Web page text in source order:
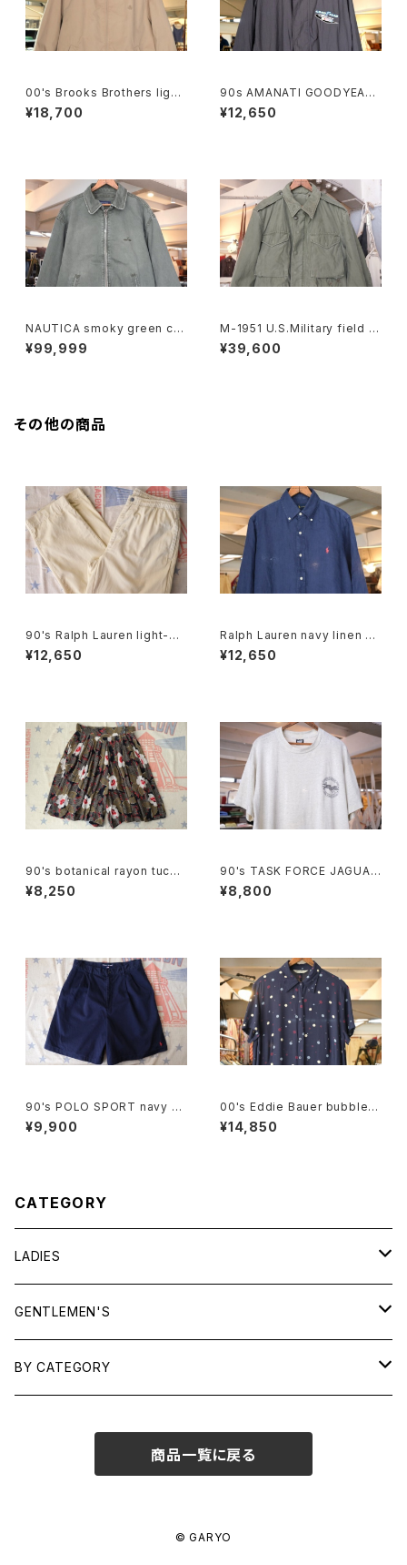
00's Brooks Brothers light
-beige zip-up Jacket
¥18,700
90s AMANATI GOODYEAR
and NASCAR official racin
g nylon Jacket
¥12,650
NAUTICA smoky green cra
shed-cotton zip-up Jacke
t
¥99,999
M-1951 U.S.Military field J
acket "ONE MAN ONE VOT
E"
¥39,600
その他の商品
90's Ralph Lauren light-be
ige cotton easy Pants
¥12,650
Ralph Lauren navy linen B.
D. Shirt
¥12,650
90's botanical rayon tucke
d Culottes
¥8,250
90's TASK FORCE JAGUAR
printed Tee "Made in U.S.
A."
¥8,800
90's POLO SPORT navy C
ulottes w/ pony embroider
y
¥9,900
00's Eddie Bauer bubble d
ot rayon shirt maxi Dress
¥14,850
CATEGORY
LADIES
TOPS
SHIRTS
OUTERWEAR
GENTLEMEN'S
TOPS
BY CATEGORY
商品一覧に戻る
© GARYO